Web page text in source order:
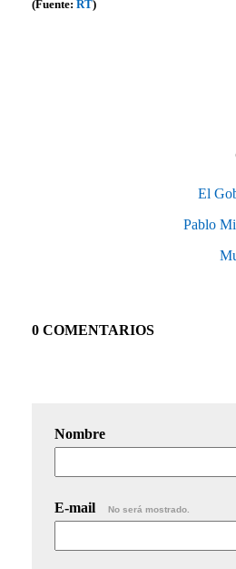
(Fuente: RT)
El
Pablo
0 COMENTARIOS
Nombre
E-mail No será mostrado.